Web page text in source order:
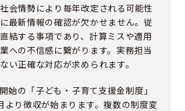
会情勢により毎年改定される可能性
最新情報の確認が欠かせません。従
結する事項であり、計算ミスや適用
への不信感に繋がります。実務担当
い正確な対応が求められます。
始の「子ども・子育て支援金制度」
より徴収が始まります。複数の制度変